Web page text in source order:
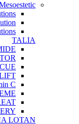
TALIA
C
LOTAN